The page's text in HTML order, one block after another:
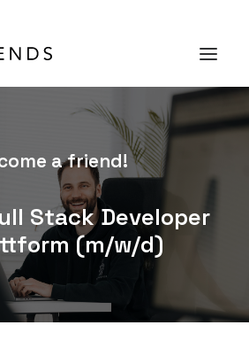
a friend!
Stack Developer
(m/w/d)